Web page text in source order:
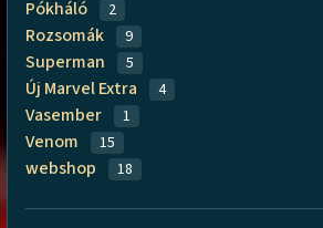
Pókháló 2
Rozsomák 9
Superman 5
Új Marvel Extra 4
Vasember 1
Venom 15
webshop 18